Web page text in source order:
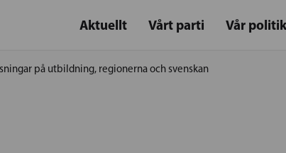
Aktuellt Vårt parti Vår politik
på utbildning, regionerna och svenskan